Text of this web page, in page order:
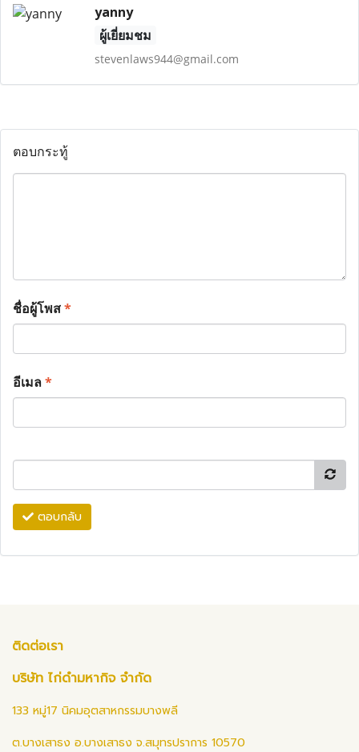
yanny
ผู้เยี่ยมชม
stevenlaws944@gmail.com
ตอบกระทู้
ชื่อผู้โพส*
อีเมล*
ตอบกลับ
ติดต่อเรา
บริษัท ไก่ดำมหากิจ จำกัด
133 หมู่17 นิคมอุตสาหกรรมบางพลี
ต.บางเสาธง อ.บางเสาธง จ.สมุทรปราการ 10570